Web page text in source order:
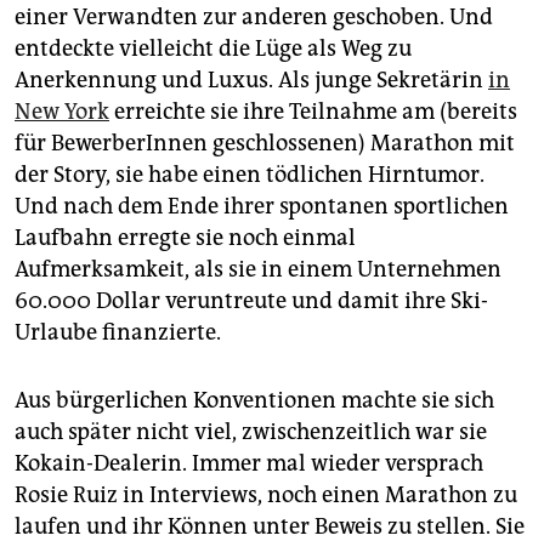
einer Verwandten zur anderen geschoben. Und
entdeckte vielleicht die Lüge als Weg zu
Anerkennung und Luxus. Als junge Sekretärin in
New Yorkerreichte sie ihre Teilnahme am (bereits
für BewerberInnen geschlossenen) Marathon mit
der Story, sie habe einen tödlichen Hirntumor.
Und nach dem Ende ihrer spontanen sportlichen
Laufbahn erregte sie noch einmal
Aufmerksamkeit, als sie in einem Unternehmen
60.000 Dollar veruntreute und damit ihre Ski-
Urlaube finanzierte.
Aus bürgerlichen Konventio­nen machte sie sich
auch später nicht viel, zwischenzeitlich war sie
Kokain-Dealerin. Immer mal wieder versprach
Rosie Ruiz in Interviews, noch einen Marathon zu
laufen und ihr Können unter Beweis zu stellen. Sie